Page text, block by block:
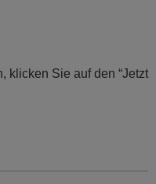
klicken Sie auf den “Jetzt